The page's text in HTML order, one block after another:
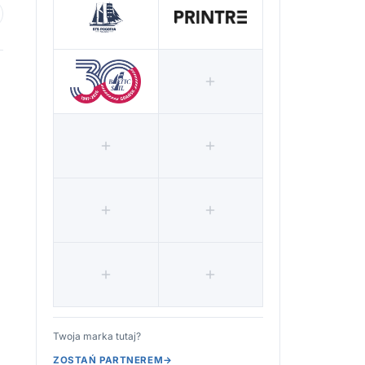
ulubionych
Twoja marka tutaj?
ZOSTAŃ PARTNEREM→